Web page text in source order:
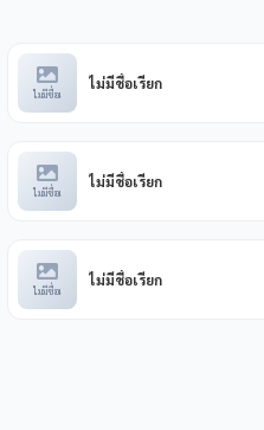
ไม่มีชื่อเ
ไม่มีชื่อเรียก
ไม่มีชื่อเ
ไม่มีชื่อเรียก
ไม่มีชื่อเ
ไม่มีชื่อเรียก